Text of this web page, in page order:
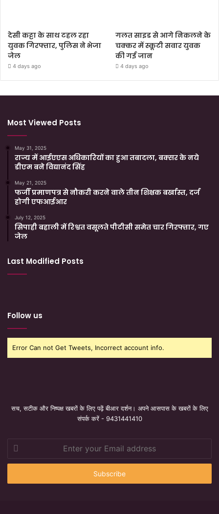
देसी कट्टा के साथ टहल रहा
युवक गिरफ्तार, पुलिस ने भेजा
जेल
4 days ago
गलत साइड से आगे निकलने के
चक्कर में स्कूटी सवार युवक
की गई जान
4 days ago
Most Viewed Posts
May 31, 2025
राज्य में आईएएस अधिकारियों का हुआ तबादला, बक्सर के नये
डीएम बने विद्यानंद सिंह
May 21, 2025
फर्जी प्रमाणपत्र से नौकरी करने वाले तीन शिक्षक बर्खास्त, दर्ज
होगी एफआईआर
July 12, 2025
सिपाही बहाली में रिश्वत वसूलते पीटीसी समेत चार गिरफ्तार, गए
जेल
Last Modified Posts
Follow us
Error Can not Get Tweets, Incorrect account info.
सच, सटीक और निष्पक्ष खबरों के लिए पढ़ें बीआर दर्शन। अपने आसपास के खबरों के लिए
संपर्क करें - 9431441410
Enter
your
Email